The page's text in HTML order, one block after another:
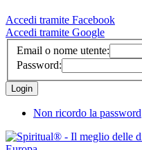
Accedi tramite Facebook
Accedi tramite Google
Email o nome utente:
Password:
Non ricordo la password